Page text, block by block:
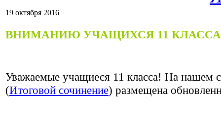
19 октября 2016
ВНИМАНИЮ УЧАЩИХСЯ 11 КЛАССА
Уважаемые учащиеся 11 класса! На нашем
(Итоговой сочинение) размещена